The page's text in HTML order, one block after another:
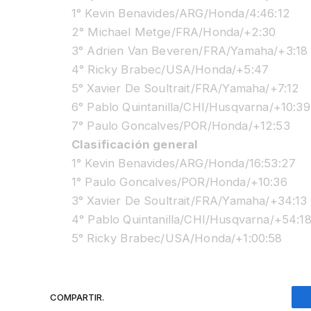
1° Kevin Benavides/ARG/Honda/4:46:12
2° Michael Metge/FRA/Honda/+2:30
3° Adrien Van Beveren/FRA/Yamaha/+3:18
4° Ricky Brabec/USA/Honda/+5:47
5° Xavier De Soultrait/FRA/Yamaha/+7:12
6° Pablo Quintanilla/CHI/Husqvarna/+10:39
7° Paulo Goncalves/POR/Honda/+12:53
Clasificación general
1° Kevin Benavides/ARG/Honda/16:53:27
1° Paulo Goncalves/POR/Honda/+10:36
3° Xavier De Soultrait/FRA/Yamaha/+34:13
4° Pablo Quintanilla/CHI/Husqvarna/+54:18
5° Ricky Brabec/USA/Honda/+1:00:58
COMPARTIR.